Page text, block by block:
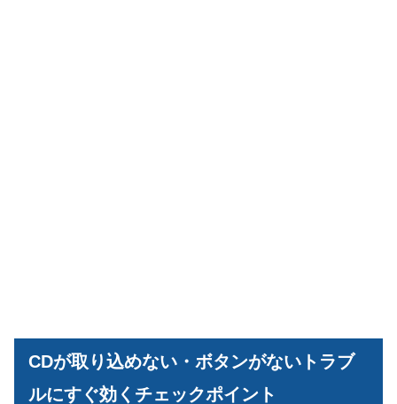
CDが取り込めない・ボタンがないトラブ
ルにすぐ効くチェックポイント